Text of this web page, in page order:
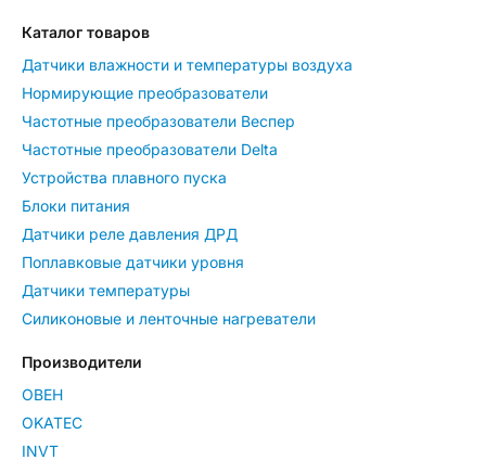
Каталог товаров
Датчики влажности и температуры воздуха
Нормирующие преобразователи
Частотные преобразователи Веспер
Частотные преобразователи Delta
Устройства плавного пуска
Блоки питания
Датчики реле давления ДРД
Поплавковые датчики уровня
Датчики температуры
Силиконовые и ленточные нагреватели
Производители
ОВЕН
OKATEC
INVT